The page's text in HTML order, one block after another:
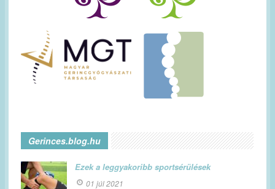
Gerinces.blog.hu
Ezek a leggyakoribb sportsérülések
01 júl 2021